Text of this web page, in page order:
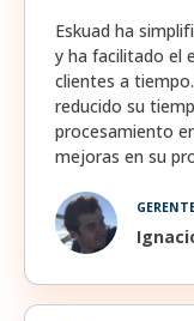
Eskuad ha
y ha facilitado el
clientes a
reducido su
procesamiento
mejoras en su